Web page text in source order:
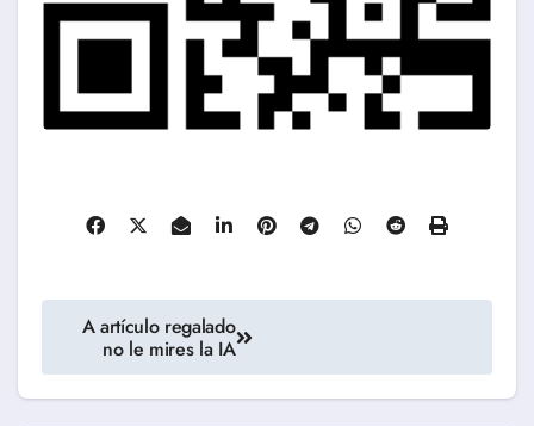
Navegación
entradas
A artículo regalado
no le mires la IA